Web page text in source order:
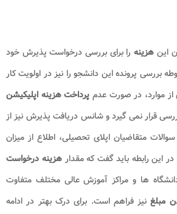
این هزینهرا برای بررسی درخواست پذیرش خود
بررسی پرونده این دانشجو را نیز در اولویت کار
موارد، در صورت عدم پرداخت هزینه اپلیکیشن
قرار نمی گیرد و شانس دریافت پذیرش نیز از
متقاضیان اپلای تحصیلی، اطلاع از میزان
این رابطه باید گفت که مقدارهزینه درخواست
ها و مراکز آموزش عالی مختلف متفاوت
مبلغنیز فراهم است. برای درک بهتر در ادامه